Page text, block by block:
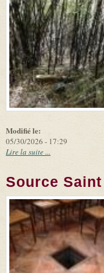
Modifié le:
05/30/2026 - 17:29
Lire la suite ...
Source